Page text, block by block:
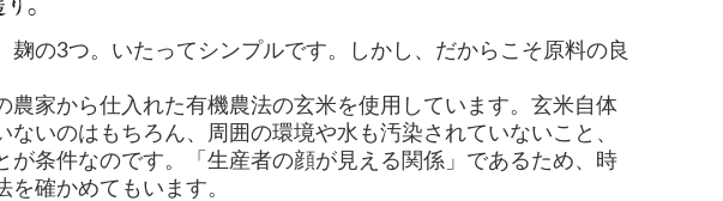
麹の3つ。いたってシンプルです。しかし、だからこそ原料の良
農家から仕入れた有機農法の玄米を使用しています。玄米自体
いのはもちろん、周囲の環境や水も汚染されていないこと、
が条件なのです。「生産者の顔が見える関係」であるため、時
確かめてもいます。